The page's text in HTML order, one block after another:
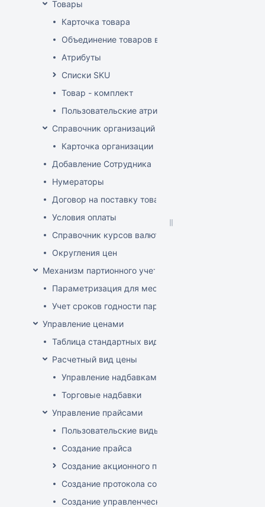
Товары
Карточка товара
Объединение товаров в один (Слияние товаров)
Атрибуты
Списки SKU
Товар - комплект
Пользовательские атрибуты
Справочник организаций
Карточка организации
Добавление Сотрудника
Нумераторы
Договор на поставку товаров (форма)
Условия оплаты
Справочник курсов валют
Округления цен
Механизм партионного учета
Параметризация для места хранения механизма
Учет сроков годности партий
Управление ценами
Таблица стандартных видов цен
Расчетный вид цены
Управление надбавками
Торговые надбавки
Управление прайсами
Пользовательские виды цен
Создание прайса
Создание акционного прайса
Создание протокола согласования цен
Создание управленческого прайса